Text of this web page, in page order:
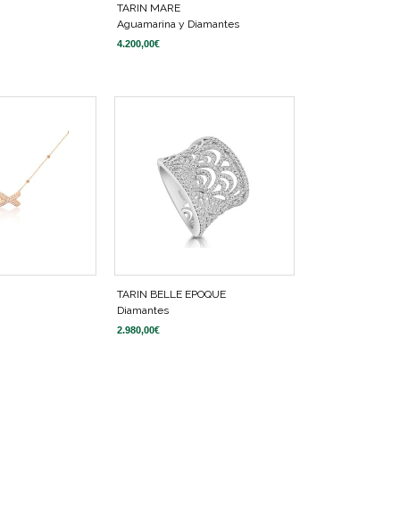
TARIN MARE
Aguamarina y Diamantes
4.200,00€
TARIN BELLE EPOQUE
Diamantes
2.980,00€